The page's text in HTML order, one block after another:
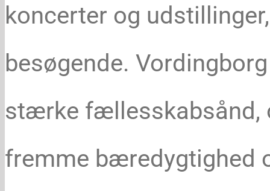
koncerter og
besøgende.
stærke fællesskabsånd,
fremme bæredygtighed